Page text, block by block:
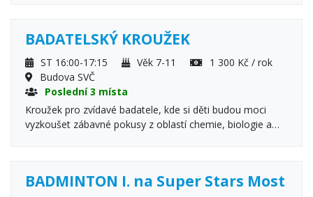
BADATELSKÝ KROUŽEK
ST 16:00-17:15 Věk 7-11
1 300 Kč / rok
Budova SVČ
Poslední 3 místa
Kroužek pro zvídavé badatele, kde si děti budou moci
vyzkoušet zábavné pokusy z oblastí chemie, biologie a
BADMINTON I. na Super Stars Most